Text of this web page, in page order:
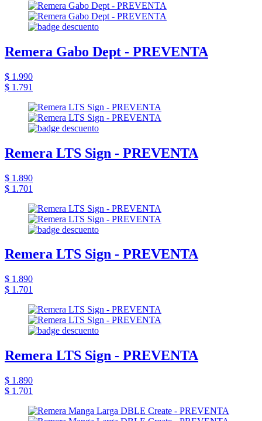
Remera Gabo Dept - PREVENTA
$ 1.990
$ 1.791
Remera LTS Sign - PREVENTA
$ 1.890
$ 1.701
Remera LTS Sign - PREVENTA
$ 1.890
$ 1.701
Remera LTS Sign - PREVENTA
$ 1.890
$ 1.701